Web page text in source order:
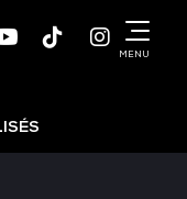
YoutubeTikTok
MENU